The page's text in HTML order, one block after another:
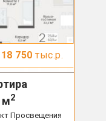
18 750 тыс.р.
м2
Просвещения